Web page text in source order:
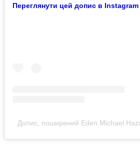
Переглянути цей допис в Instagram
Допис, поширений Eden Michael